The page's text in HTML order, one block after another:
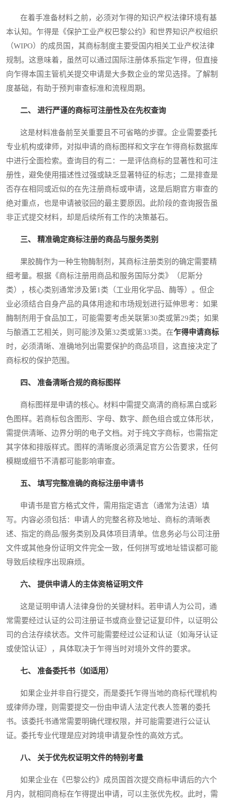
在着手准备材料之前，必须对乍得的知识产权法律环境有基
本认知。乍得是《保护工业产权巴黎公约》和世界知识产权组织
（WIPO）的成员国，其商标制度主要受国内相关工业产权法律
规制。这意味着，虽然可以通过国际注册体系指定乍得，但直接
向乍得本国主管机关提交申请是大多数企业的常见选择。了解制
度基础，有助于预判审查标准和流程周期。
二、 进行严谨的商标可注册性及在先权查询
这是材料准备前至关重要且不可省略的步骤。企业需要委托
专业机构或律师，对拟申请的商标图样和文字在乍得商标数据库
中进行全面检索。查询目的有二：一是评估商标的显著性和可注
册性，避免使用描述性过强或缺乏显著特征的标志；二是排查是
否存在相同或近似的在先注册商标或申请，这是后期官方审查的
绝对重点，也是申请被驳回的最主要原因。此阶段的查询报告虽
非正式提交材料，却是后续所有工作的决策基石。
三、 精准确定商标注册的商品与服务类别
果胶酶作为一种生物酶制剂，其商标注册类别的确定需要精
细考量。根据《商标注册用商品和服务国际分类》（尼斯分
类），核心类别通常涉及第1类（工业用化学品、酶等）。但企
业必须结合自身产品的具体用途和市场规划进行延伸思考：如果
酶制剂用于食品加工，可能需要考虑关联第30类或第29类；如果
与酿酒工艺相关，则可能涉及第32类或第33类。在乍得申请商标
时，必须清晰、准确地列出需要保护的商品项目，这直接决定了
商标权的保护范围。
四、 准备清晰合规的商标图样
商标图样是申请的核心。材料中需提交高清的商标黑白或彩
色图样。若商标包含图形、字母、数字、颜色组合或立体形状，
需提供清晰、边界分明的电子文档。对于纯文字商标，也需指定
其字体和排版样式。图样的清晰度必须满足官方公告要求，任何
模糊或细节不清都可能影响审查。
五、 填写完整准确的商标注册申请书
申请书是官方格式文件，需用指定语言（通常为法语）填
写。内容必须包括：申请人的完整名称及地址、商标的清晰表
述、指定的商品/服务类别及具体项目清单。信息务必与公司注册
文件或其他身份证明文件完全一致，任何拼写或地址错误都可能
导致后续程序出现麻烦。
六、 提供申请人的主体资格证明文件
这是证明申请人法律身份的关键材料。若申请人为公司，通
常需要经过认证的公司注册证书或商业登记证复印件，以证明公
司的合法存续状态。文件可能需要经过公证和认证（如海牙认证
或使馆认证），具体取决于乍得当时对境外文件的要求。
七、 准备委托书（如适用）
如果企业并非自行提交，而是委托乍得当地的商标代理机构
或律师办理，则需要提交一份由申请人法定代表人签署的委托
书。该委托书通常需要明确代理权限，并可能需要进行公证认
证。委托专业代理是应对跨境申请复杂性的高效方式。
八、 关于优先权证明文件的特别考量
如果企业在《巴黎公约》成员国首次提交商标申请后的六个
月内，就相同商标在乍得提出申请，可以主张优先权。此时，需